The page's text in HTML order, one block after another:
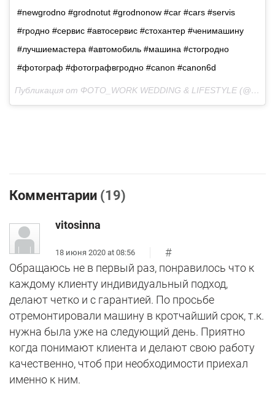
#newgrodno #grodnotut #grodnonow #car #cars #servis
#гродно #сервис #автосервис #стохантер #ченимашину
#лучшиемастера #автомобиль #машина #стогродно
#фотограф #фотографвгродно #canon #canon6d
Публикация от ФОТО_WORK WEDDING & LIFESTYLE (@shyshko_ruslan) Окт 27 2017 в 4:58 PDT
Комментарии (19)
vitosinna
18 июня 2020 at 08:56
#
Обращаюсь не в первый раз, понравилось что к
каждому клиенту индивидуальный подход,
делают четко и с гарантией. По просьбе
отремонтировали машину в кротчайший срок, т.к.
нужна была уже на следующий день. Приятно
когда понимают клиента и делают свою работу
качественно, чтоб при необходимости приехал
именно к ним.